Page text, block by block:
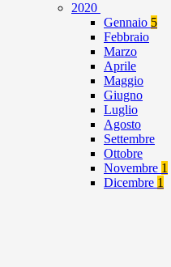
2020
Gennaio 5
Febbraio
Marzo
Aprile
Maggio
Giugno
Luglio
Agosto
Settembre
Ottobre
Novembre 1
Dicembre 1